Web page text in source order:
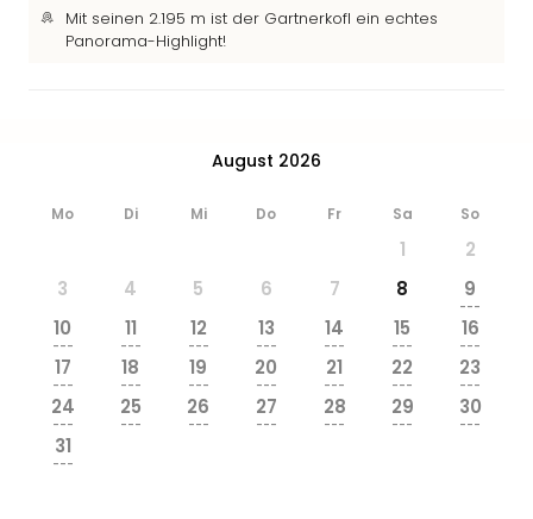
Mit seinen 2.195 m ist der Gartnerkofl ein echtes
Panorama-Highlight!
August 2026
Mo Di Mi Do Fr Sa So
1
2
3
4 5 6 7 8 9
---
10
---
11
---
12
---
13
---
14
---
15
---
16
---
17
---
18
---
19
---
20
---
21
---
22
---
23
---
24
---
25
---
26
---
27
---
28
---
29
---
30
---
31
---